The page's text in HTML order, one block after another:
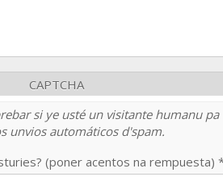
CAPTCHA
si ye usté un visitante humanu pa
unvios automáticos d'spam.
(poner acentos na rempuesta)